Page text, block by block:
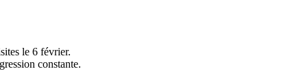
le 6 février.
constante.